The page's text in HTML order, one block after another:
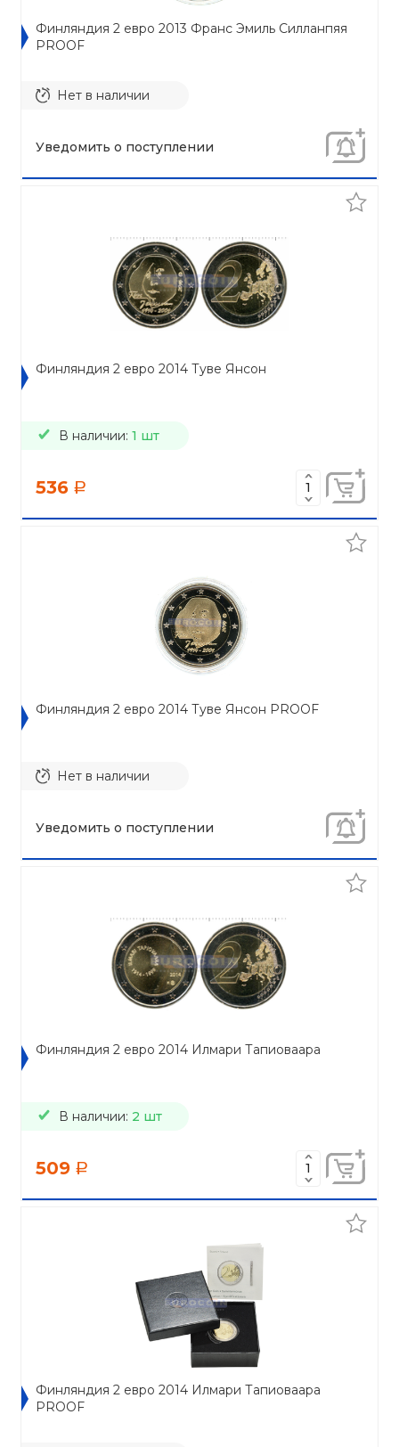
Финляндия 2 евро 2013 Франс Эмиль Силланпяя
PROOF
Нет в наличии
Уведомить о поступлении
Финляндия 2 евро 2014 Туве Янсон
В наличии: 1 шт
536 a
Финляндия 2 евро 2014 Туве Янсон PROOF
Нет в наличии
Уведомить о поступлении
Финляндия 2 евро 2014 Илмари Тапиоваара
В наличии: 2 шт
509 a
Финляндия 2 евро 2014 Илмари Тапиоваара
PROOF